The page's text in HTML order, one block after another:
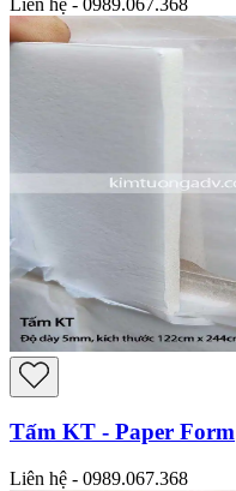
Tấm KT - Paper Form
Liên hệ - 0989.067.368